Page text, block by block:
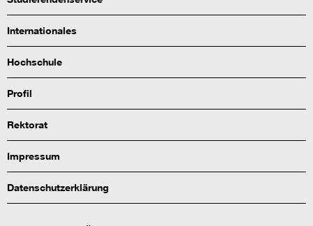
Internationales
Hochschule
Profil
Rektorat
Impressum
Datenschutzerklärung